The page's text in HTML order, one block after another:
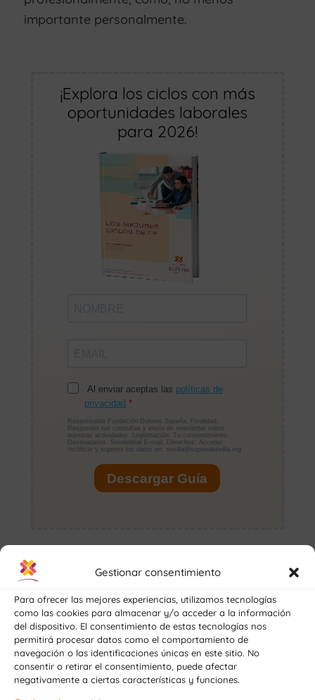
Gestionar consentimiento
Para ofrecer las mejores experiencias, utilizamos tecnologías
como las cookies para almacenar y/o acceder a la información
del dispositivo. El consentimiento de estas tecnologías nos
permitirá procesar datos como el comportamiento de
navegación o las identificaciones únicas en este sitio. No
consentir o retirar el consentimiento, puede afectar
negativamente a ciertas características y funciones.
importante personalmente.
¡Explora los ciclos con más
oportunidades laborales
para 2026!
Aunque me cuesta mucho separarme de mi
familia y amigos en Sevilla, quiero enfocarlo
poder asentarme en mi sector, coger la
experiencia que necesito y crear los
cimientos de una carrera profesional con
mucho futuro.